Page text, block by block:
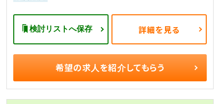
検討リストへ保存 詳細を見る
希望の求人を紹介してもらう